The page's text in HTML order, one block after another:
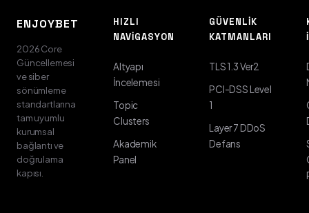
ENJOYBET
2026 Core
Güncellemesi
ve siber
sönümleme
standartlarına
tam uyumlu
kurumsal
bağlantı ve
doğrulama
kapısı.
HIZLI
NAVIGASYON
Altyapı
İncelemesi
Topic
Clusters
Akademik
Panel
GÜVENLIK
KATMANLARI
TLS 1.3 Ver2
PCI-DSS Level
1
Layer 7 DDoS
Defans